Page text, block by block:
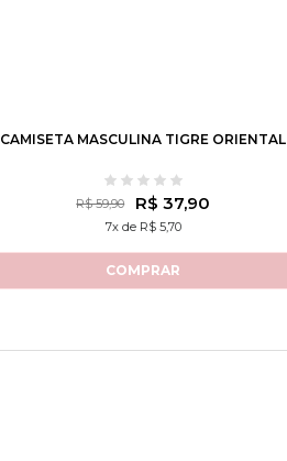
CAMISETA MASCULINA TIGRE ORIENTAL
R$ 59,90 R$ 37,90
7x de R$ 5,70
COMPRAR